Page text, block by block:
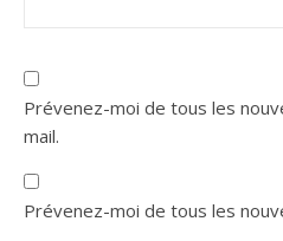
Prévenez-moi de tous les
mail.
Prévenez-moi de tous les